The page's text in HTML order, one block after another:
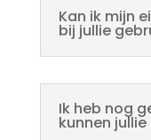
Kan ik mijn
bij jullie
Ik heb nog
kunnen